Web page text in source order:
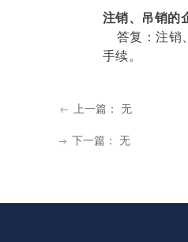
注销、吊销的
答复：注销
手续。
ꂃ 上一篇： 无
ꁹ 下一篇： 无